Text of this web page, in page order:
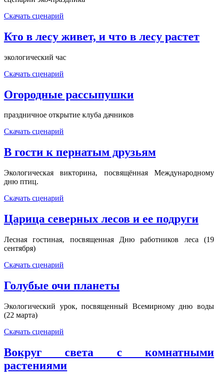
Скачать сценарий
Кто в лесу живет, и что в лесу растет
экологический час
Скачать сценарий
Огородные рассыпушки
праздничное открытие клуба дачников
Скачать сценарий
В гости к пернатым друзьям
Экологическая викторина, посвящённая Международному
дню птиц.
Скачать сценарий
Царица северных лесов и ее подруги
Лесная гостиная, посвященная Дню работников леса (19
сентября)
Скачать сценарий
Голубые очи планеты
Экологический урок, посвященный Всемирному дню воды
(22 марта)
Скачать сценарий
Вокруг света с комнатными
растениями